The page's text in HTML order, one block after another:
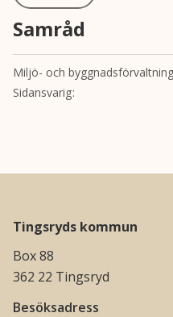
Samråd
Miljö- och
Sidansvarig
Tingsryds kommun
Box 88
362 22 Tingsryd
Besöksadress